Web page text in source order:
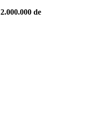
2.000.000 de